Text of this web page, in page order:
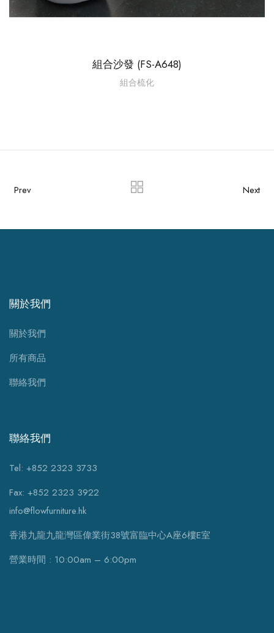
組合沙發 (FS-A648)
組合梳化
Prev Next
關於我們
關於我們
所有商品
聯絡我們
聯絡我們
Tel: +852 2323 3733
Fax: +852 2323 3922
info@flowfurniture.hk
香港九龍九龍灣區偉業街38號富臨中心A座6樓E室
營業時間 : 10:00am – 6:00pm